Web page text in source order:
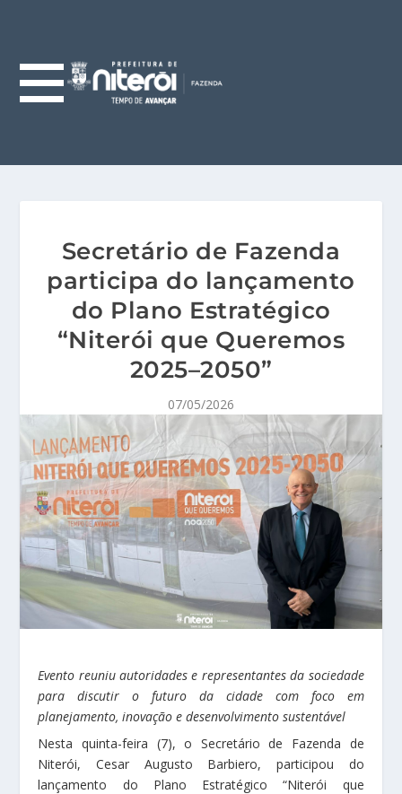
Secretário de Fazenda
participa do lançamento
do Plano Estratégico
“Niterói que Queremos
2025–2050”
07/05/2026
Evento reuniu autoridades e representantes da sociedade
para discutir o futuro da cidade com foco em
planejamento, inovação e desenvolvimento sustentável
Nesta quinta-feira (7), o Secretário de Fazenda de
Niterói, Cesar Augusto Barbiero, participou do
lançamento do Plano Estratégico “Niterói que